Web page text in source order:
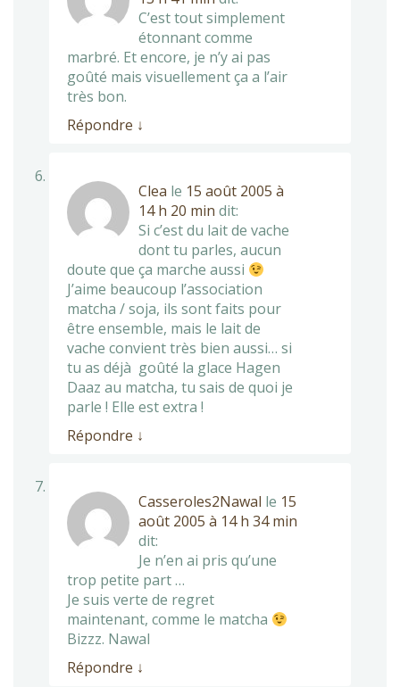
C’est tout simplement
étonnant comme
marbré. Et encore, je n’y ai pas
goûté mais visuellement ça a l’air
très bon.
Répondre ↓
Clea le 15 août 2005 à
14 h 20 min dit:
Si c’est du lait de vache
dont tu parles, aucun
doute que ça marche aussi
J’aime beaucoup l’association
matcha / soja, ils sont faits pour
être ensemble, mais le lait de
vache convient très bien aussi… si
tu as déjà goûté la glace Hagen
Daaz au matcha, tu sais de quoi je
parle ! Elle est extra !
Répondre ↓
Casseroles2Nawal le 15
août 2005 à 14 h 34 min
dit:
Je n’en ai pris qu’une
trop petite part …
Je suis verte de regret
maintenant, comme le matcha
Bizzz. Nawal
Répondre ↓